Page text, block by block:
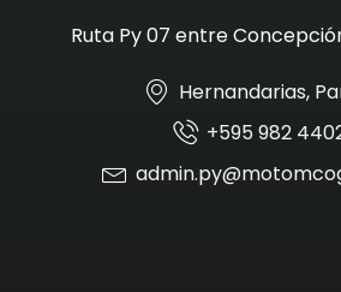
Ruta Py 07 entre
Hernandarias,
+595 982